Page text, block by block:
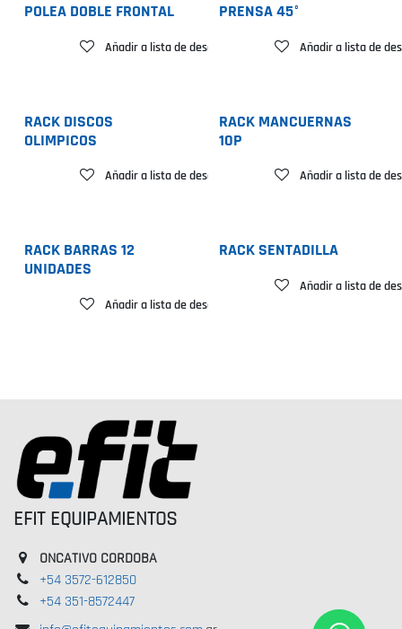
POLEA DOBLE FRONTAL
Añadir a lista de deseos
PRENSA 45°
Añadir a lista de
RACK DISCOS
OLIMPICOS
Añadir a lista de deseos
RACK MANCUERNAS
10P
Añadir a lista de
RACK BARRAS 12
UNIDADES
Añadir a lista de deseos
RACK SENTADILLA
Añadir a lista de
EFIT EQUIPAMIENTOS
ONCATIVO CORDOBA
+54 3572-612850
+54 351-8572447